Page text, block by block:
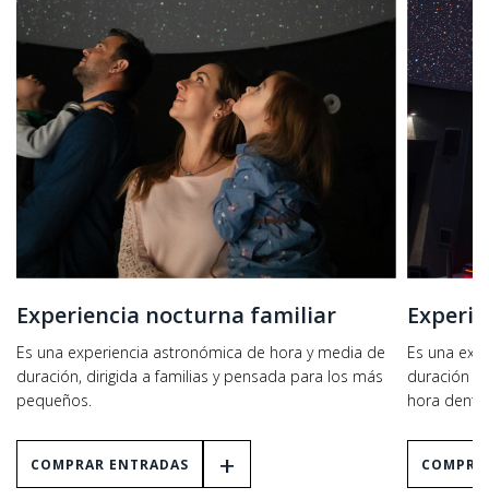
Experiencia nocturna familiar
Es una experiencia astronómica de hora y media de
duración, dirigida a familias y pensada para los más
pequeños.
COMPRAR ENTRADAS +
Es una
duración
hora